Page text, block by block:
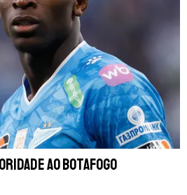
ao Botafogo